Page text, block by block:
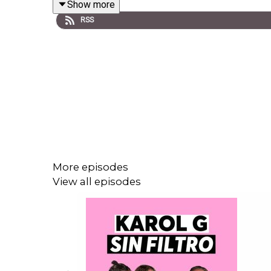
La importancia de sanar el linaje masculino y
Qué pasa cuando dejó de huir de sus
La diferencia entre ansiedad e intuición.
Si te gustó este episodio también puedes
Show more
RSS
More episodes
View all episodes